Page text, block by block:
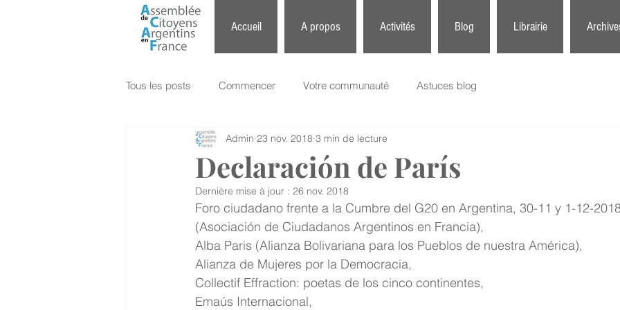
Accueil A propos Activités Blog Librairie
Tous les posts Commencer Votre communauté Astuces blog
Declaración de París
Admin 23 nov. 2018 3 min de lecture
Dernière mise à jour : 26 nov. 2018
Foro ciudadano frente a la Cumbre del G20 en Argentina, 30-11 y 1-12-
(Asociación de Ciudadanos Argentinos en Francia),
Alba Paris (Alianza Bolivariana para los Pueblos de nuestra América),
Alianza de Mujeres por la Democracia,
Collectif Effraction: poetas de los cinco continentes,
Emaús Internacional,